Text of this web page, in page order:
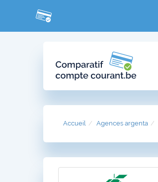
Accueil Agences argenta